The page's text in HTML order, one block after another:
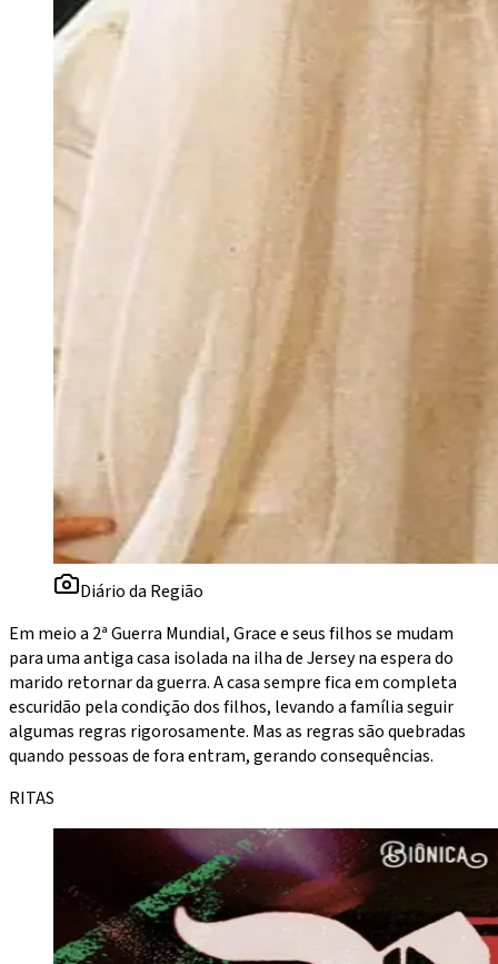
Diário da Região
Em meio a 2ª Guerra Mundial, Grace e seus filhos se mudam
para uma antiga casa isolada na ilha de Jersey na espera do
marido retornar da guerra. A casa sempre fica em completa
escuridão pela condição dos filhos, levando a família seguir
algumas regras rigorosamente. Mas as regras são quebradas
quando pessoas de fora entram, gerando consequências.
RITAS